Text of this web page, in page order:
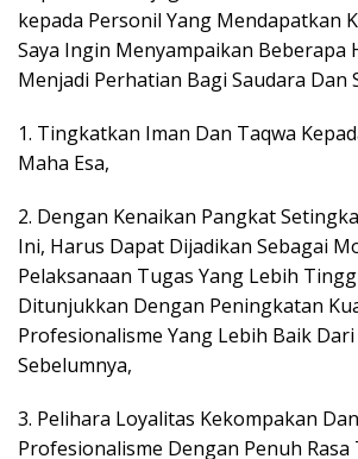
kepada Personil Yang Mendapatkan
Saya Ingin Menyampaikan Beberapa
Menjadi Perhatian Bagi Saudara Dan
1. Tingkatkan Iman Dan Taqwa
Maha Esa,
2. Dengan Kenaikan Pangkat
Ini, Harus Dapat Dijadikan Sebagai
Pelaksanaan Tugas Yang Lebih
Ditunjukkan Dengan Peningkatan
Profesionalisme Yang Lebih Baik
Sebelumnya,
3. Pelihara Loyalitas Kekompakan
Profesionalisme Dengan Penuh Rasa